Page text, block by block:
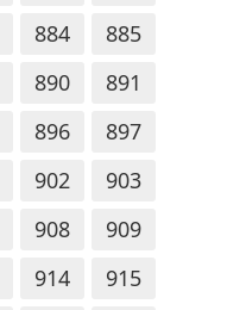
884
885
890
891
896
897
902
903
908
909
914
915